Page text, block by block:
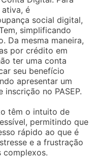
é
social digital,
simplificando
Da mesma maneira,
por crédito em
ter uma conta
seu benefício
apresentar um
no PASEP.
têm o intuito de
permitindo que
rápido ao que é
e a frustração
complexos.